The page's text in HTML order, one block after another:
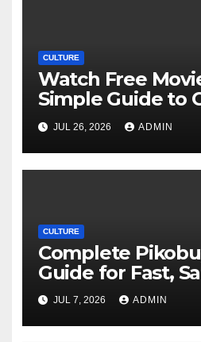
CULTURE
Watch Free
Simple Guide to
Movie Streaming
JUL 26, 2026 ADMIN
CULTURE
Complete
Guide for Fast,
Effective Delivery
JUL 7, 2026 ADMIN